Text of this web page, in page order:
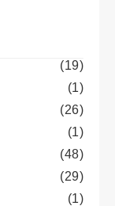
(19)
(1)
(26)
(1)
(48)
(29)
(1)